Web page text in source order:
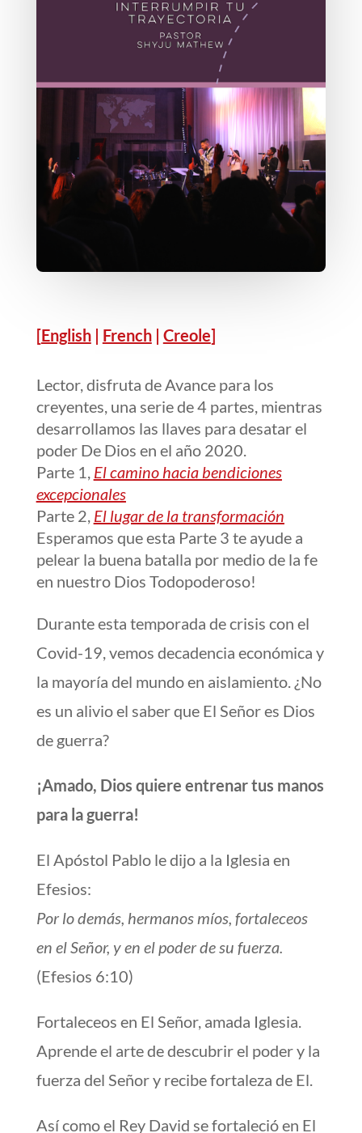
[English| French| Creole]
Lector, disfruta de Avance para los
creyentes, una serie de 4 partes, mientras
desarrollamos las llaves para desatar el
poder De Dios en el año 2020.
Parte 1, El camino hacia bendiciones
excepcionales
Parte 2, El lugar de la transformación
Esperamos que esta Parte 3 te ayude a
pelear la buena batalla por medio de la fe
en nuestro Dios Todopoderoso!
Durante esta temporada de crisis con el
Covid-19, vemos decadencia económica y
la mayoría del mundo en aislamiento. ¿No
es un alivio el saber que El Señor es Dios
de guerra?
¡Amado, Dios quiere entrenar tus manos
para la guerra!
El Apóstol Pablo le dijo a la Iglesia en
Efesios:
Por lo demás, hermanos míos, fortaleceos
en el Señor, y en el poder de su fuerza.
(Efesios 6:10)
Fortaleceos en El Señor, amada Iglesia.
Aprende el arte de descubrir el poder y la
fuerza del Señor y recibe fortaleza de El.
Así como el Rey David se fortaleció en El